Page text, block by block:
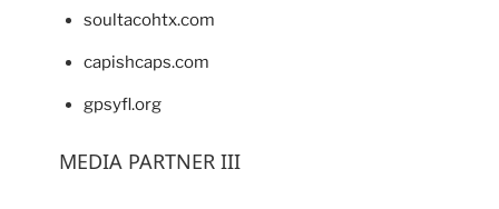
soultacohtx.com
capishcaps.com
gpsyfl.org
MEDIA PARTNER III